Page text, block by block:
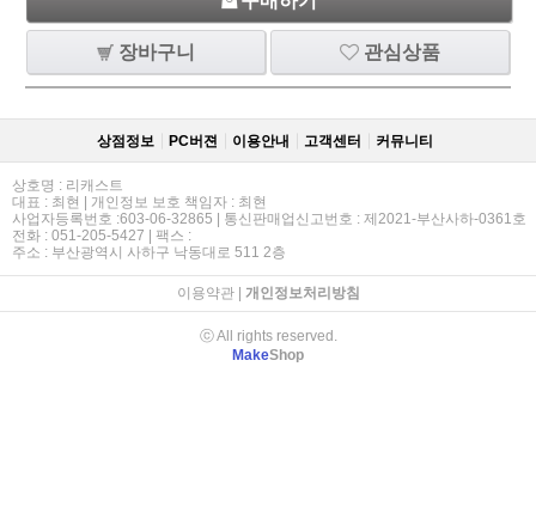
장바구니 관심상품
상점정보 PC버젼 이용안내 고객센터 커뮤니티
상호명 : 리캐스트
대표 : 최현 | 개인정보 보호 책임자 : 최현
사업자등록번호 :603-06-32865 | 통신판매업신고번호 : 제2021-부산사하-0361호
전화 : 051-205-5427 | 팩스 :
주소 : 부산광역시 사하구 낙동대로 511 2층
이용약관| 개인정보처리방침
ⓒ All rights reserved.
MakeShop